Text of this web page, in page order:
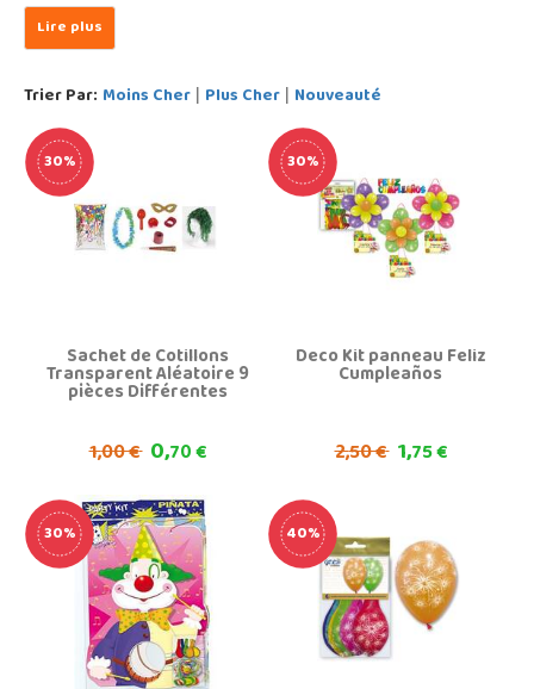
Trier Par: Moins Cher | Plus Cher | Nouveauté
30%
Sachet de Cotillons
Transparent Aléatoire 9
pièces Différentes
1,00 € 0,70 €
30%
Deco Kit panneau Feliz
Cumpleaños
2,50 € 1,75 €
30% 40%